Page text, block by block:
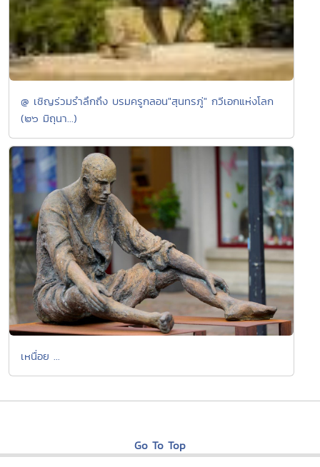
@ เชิญร่วมรำลึกถึง บรมครูกลอน"สุนทรภู่" กวีเอกแห่งโลก
(๒๖ มิถุนา...)
เหนื่อย ...
Go To Top